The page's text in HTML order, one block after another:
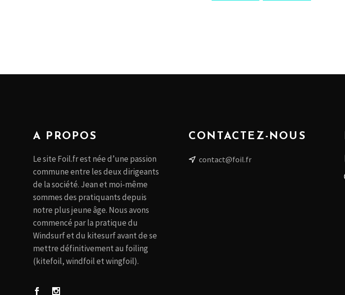
A PROPOS
Le site Foil.fr est née d’une passion
commune entre les deux dirigeants
de la société. Jean et moi-même
sommes des pratiquants depuis
notre plus jeune âge. Nous avons
commencé par la pratique du
Windsurf et du kitesurf avant de se
mettre définitivement au foiling
(kitefoil, windfoil et wingfoil).
CONTACTEZ-NOUS
contact@foil.fr